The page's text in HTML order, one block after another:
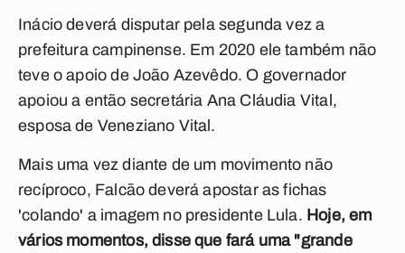
Inácio deverá disputar pela segunda vez a
prefeitura campinense. Em 2020 ele também não
teve o apoio de João Azevêdo. O governador
apoiou a então secretária Ana Cláudia Vital,
esposa de Veneziano Vital.
Mais uma vez diante de um movimento não
recíproco, Falcão deverá apostar as fichas
'colando' a imagem no presidente Lula. Hoje, em
vários momentos, disse que fará uma "grande